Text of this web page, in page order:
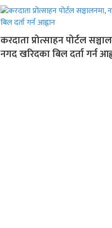
करदाता प्रोत्साहन पोर्टल
नगद खरिदका बिल दर्ता गर्न